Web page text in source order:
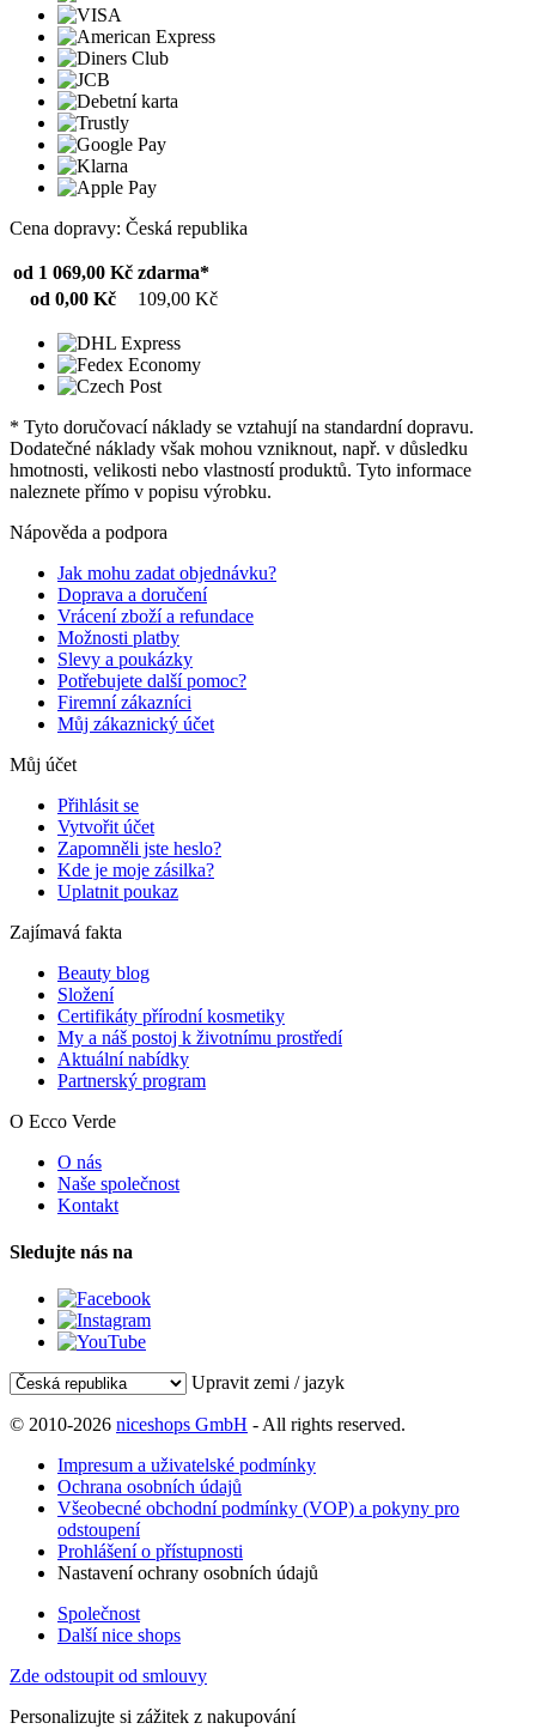
Cena dopravy: Česká republika
od 1 069,00 Kč zdarma*
od 0,00 Kč
109,00 Kč
* Tyto doručovací náklady se vztahují na standardní dopravu.
Dodatečné náklady však mohou vzniknout, např. v důsledku
hmotnosti, velikosti nebo vlastností produktů. Tyto informace
naleznete přímo v popisu výrobku.
Nápověda a podpora
Jak mohu zadat objednávku?
Doprava a doručení
Vrácení zboží a refundace
Možnosti platby
Slevy a poukázky
Potřebujete další pomoc?
Firemní zákazníci
Můj zákaznický účet
Můj účet
Přihlásit se
Vytvořit účet
Zapomněli jste heslo?
Kde je moje zásilka?
Uplatnit poukaz
Zajímavá fakta
Beauty blog
Složení
Certifikáty přírodní kosmetiky
My a náš postoj k životnímu prostředí
Aktuální nabídky
Partnerský program
O Ecco Verde
O nás
Naše společnost
Kontakt
Sledujte nás na
Upravit zemi / jazyk
© 2010-2026 niceshops GmbH - All rights reserved.
Impresum a uživatelské podmínky
Ochrana osobních údajů
Všeobecné obchodní podmínky (VOP) a pokyny pro
odstoupení
Prohlášení o přístupnosti
Nastavení ochrany osobních údajů
Společnost
Další nice shops
Zde odstoupit od smlouvy
Personalizujte si zážitek z nakupování